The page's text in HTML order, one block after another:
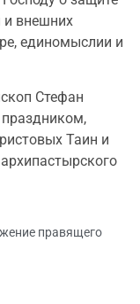
и внешних
единомыслии и
Стефан
Таин и
правящего